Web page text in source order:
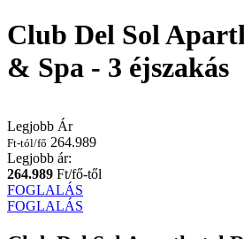
Club Del Sol
& Spa - 3 éjszakás
Legjobb Ár
Ft-tól/fő 264.989
Legjobb ár:
264.989 Ft/fő-től
FOGLALÁS
FOGLALÁS